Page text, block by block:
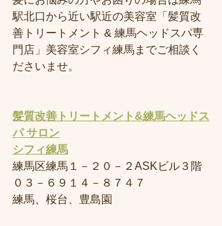
駅北口から近い駅近の美容室「髪質改
善トリートメント & 練馬ヘッドスパ専
門店」美容室シフィ練馬までご相談く
ださいませ。
髪質改善トリートメント&練馬ヘッドス
パ サロン
シフィ練馬
練馬区練馬１－２０－２ASKビル３階
０３－６９１４－８７４７
練馬、桜台、豊島園